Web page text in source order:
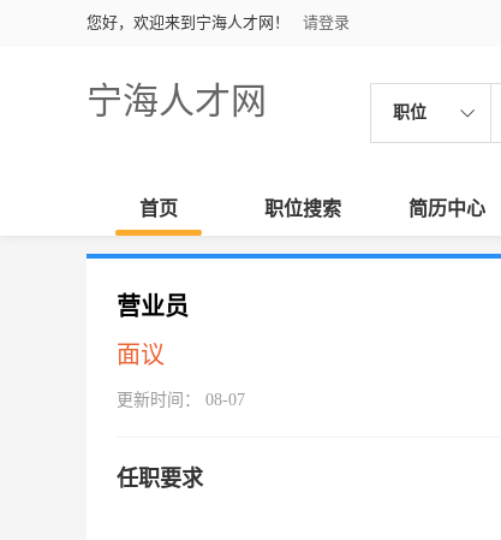
您好，欢迎来到宁海人才网！ 请登录
宁海人才网 职位
首页 职位搜索 简历中心
营业员
面议
更新时间： 08-07
任职要求